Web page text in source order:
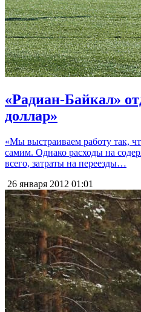
«Радиан-Байкал»
доллар»
«Мы выстраиваем работу так,
самим. Однако расходы на
всего, затраты на переезды…
26 января 2012 01:01